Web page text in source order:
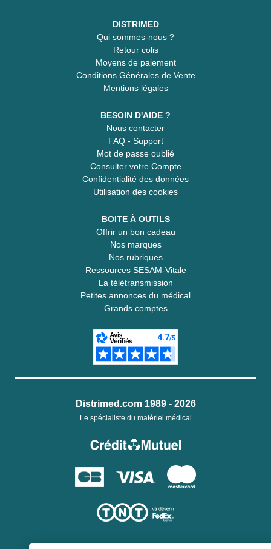
DISTRIMED
Qui sommes-nous ?
Retour colis
Moyens de paiement
Conditions Générales de Vente
Mentions légales
BESOIN D'AIDE ?
Nous contacter
FAQ - Support
Mot de passe oublié
Consulter votre Compte
Confidentialité des données
Utilisation des cookies
BOITE À OUTILS
Offrir un bon cadeau
Nos marques
Nos rubriques
Ressources SESAM-Vitale
La télétransmission
Petites annonces du médical
Grands comptes
Distrimed.com 1989 - 2026
Le spécialiste du matériel médical